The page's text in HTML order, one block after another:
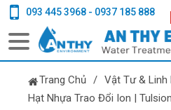
093 445 3968 - 0937 185 888
Trang Chủ / Vật Tư & Linh
Hạt Nhựa Trao Đổi Ion | Tulsion